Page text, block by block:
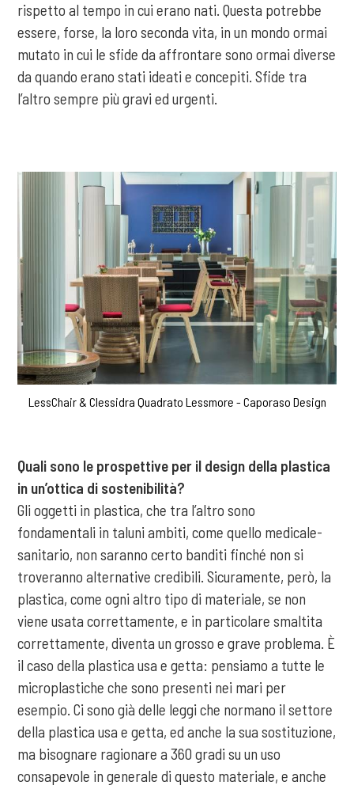
rispetto al tempo in cui erano nati. Questa potrebbe
essere, forse, la loro seconda vita, in un mondo ormai
mutato in cui le sfide da affrontare sono ormai diverse
da quando erano stati ideati e concepiti. Sfide tra
l’altro sempre più gravi ed urgenti.
LessChair & Clessidra Quadrato Lessmore - Caporaso Design
Quali sono le prospettive per il design della plastica
in un’ottica di sostenibilità?
Gli oggetti in plastica, che tra l’altro sono
fondamentali in taluni ambiti, come quello medicale-
sanitario, non saranno certo banditi finché non si
troveranno alternative credibili. Sicuramente, però, la
plastica, come ogni altro tipo di materiale, se non
viene usata correttamente, e in particolare smaltita
correttamente, diventa un grosso e grave problema. È
il caso della plastica usa e getta: pensiamo a tutte le
microplastiche che sono presenti nei mari per
esempio. Ci sono già delle leggi che normano il settore
della plastica usa e getta, ed anche la sua sostituzione,
ma bisognare ragionare a 360 gradi su un uso
consapevole in generale di questo materiale, e anche